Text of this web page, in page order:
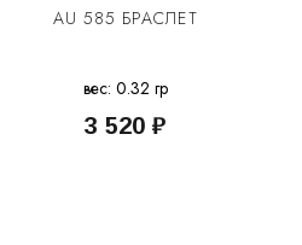
AU 585 БРАСЛЕТ
вес: 0.32 гр
3 520 ₽